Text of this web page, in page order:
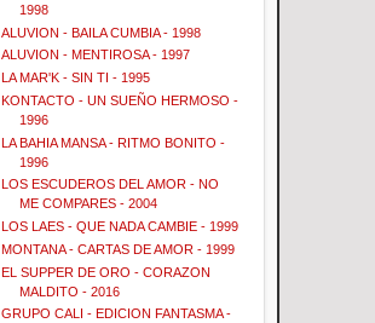
1998
ALUVION - BAILA CUMBIA - 1998
ALUVION - MENTIROSA - 1997
LA MAR'K - SIN TI - 1995
KONTACTO - UN SUEÑO HERMOSO -
1996
LA BAHIA MANSA - RITMO BONITO -
1996
LOS ESCUDEROS DEL AMOR - NO
ME COMPARES - 2004
LOS LAES - QUE NADA CAMBIE - 1999
MONTANA - CARTAS DE AMOR - 1999
EL SUPPER DE ORO - CORAZON
MALDITO - 2016
GRUPO CALI - EDICION FANTASMA -